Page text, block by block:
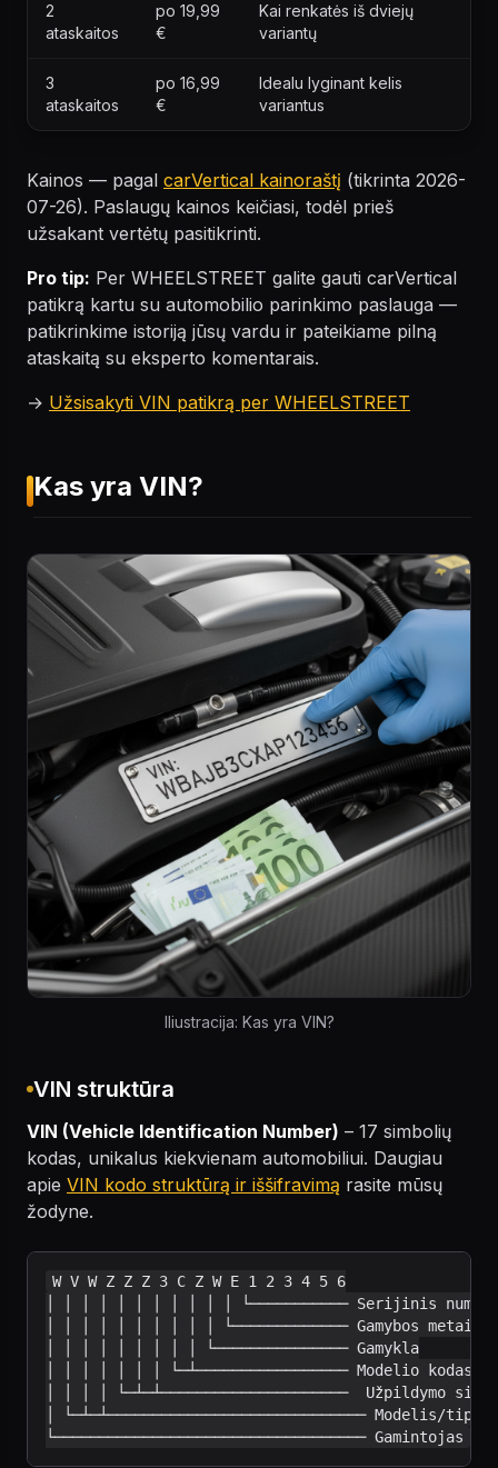
2
ataskaitos
po 19,99
€
Kai renkatės iš dviejų
variantų
3
ataskaitos
po 16,99
€
Idealu lyginant kelis
variantus
Kainos — pagal carVertical kainoraštį (tikrinta 2026-
07-26). Paslaugų kainos keičiasi, todėl prieš
užsakant vertėtų pasitikrinti.
Pro tip: Per WHEELSTREET galite gauti carVertical
patikrą kartu su automobilio parinkimo paslauga —
patikrinkime istoriją jūsų vardu ir pateikiame pilną
ataskaitą su eksperto komentarais.
→ Užsisakyti VIN patikrą per WHEELSTREET
Kas yra VIN?
Iliustracija: Kas yra VIN?
VIN struktūra
VIN (Vehicle Identification Number) – 17 simbolių
kodas, unikalus kiekvienam automobiliui. Daugiau
apie VIN kodo struktūrą ir iššifravimą rasite mūsų
žodyne.
W V W Z Z Z 3 C Z W E 1 2 3 4 5 6
│ │ │ │ │ │ │ │ │ │ │ └─────────── Serijinis
│ │ │ │ │ │ │ │ │ │ └───────────── Gamybos metai
│ │ │ │ │ │ │ │ │ └─────────────── Gamykla
│ │ │ │ │ │ │ └─┴───────────────── Modelio kodas
│ │ │ │ └─┴─┴─────────────────────  Užpildymo
│ └─┴─┴───────────────────────────── Modelis/tipas